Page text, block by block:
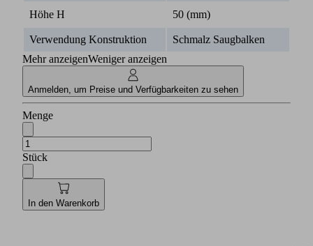
Höhe H 50 (mm)
Verwendung Konstruktion
Schmalz Saugbalken
Mehr anzeigenWeniger anzeigen
Anmelden, um Preise und Verfügbarkeiten zu sehen
Menge
Stück
In den Warenkorb